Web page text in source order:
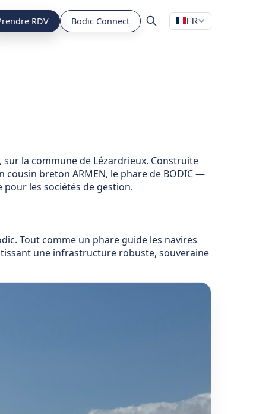
RDV Bodic Connect FR
sur la commune de Lézardrieux. Construite
cousin breton ARMEN, le phare de BODIC —
les sociétés de gestion.
Tout comme un phare guide les navires
une infrastructure robuste, souveraine